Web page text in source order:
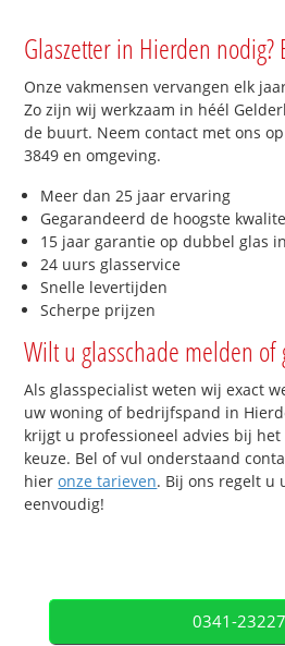
Glaszetter in Hierden nodig?
Onze vakmensen vervangen elk
Zo zijn wij werkzaam in héél
de buurt. Neem contact met ons
3849 en omgeving.
Meer dan 25 jaar ervaring
Gegarandeerd de hoogste
15 jaar garantie op dubbel glas
24 uurs glasservice
Snelle levertijden
Scherpe prijzen
Wilt u glasschade melden of
Als glasspecialist weten wij exact
uw woning of bedrijfspand in
krijgt u professioneel advies bij
keuze. Bel of vul onderstaand
hieronze tarieven. Bij ons regelt u
eenvoudig!
0341-